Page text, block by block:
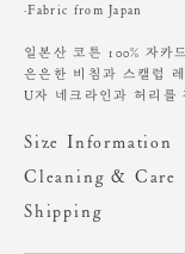
·Fabric from Japan
일본산 코튼 100% 자카
은은한 비침과 스캘럽
U자 네크라인과 허리를
Size Information
제품의 일정 수량을 측
편차가 있을 수 있습니
Cleaning & Care
드라이클리닝 권장
찬물에 단독 손세탁 권장
Shipping